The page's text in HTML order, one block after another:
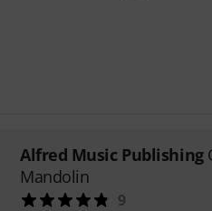
Alfred Music Publishing
Mandolin
9